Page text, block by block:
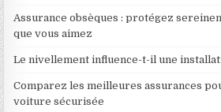
Assurance obsèques : protégez
que vous aimez
Le nivellement influence-t-il une
Comparez les meilleures assurances
voiture sécurisée